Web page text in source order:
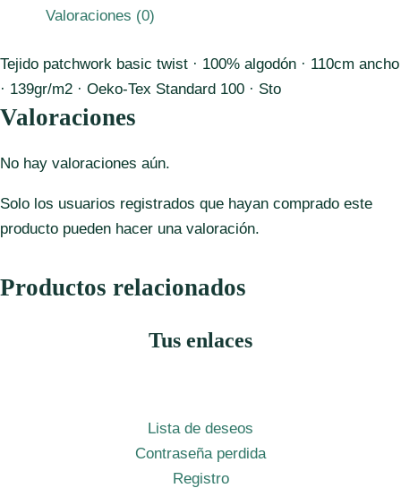
Valoraciones (0)
Tejido patchwork basic twist · 100% algodón · 110cm ancho
· 139gr/m2 · Oeko-Tex Standard 100 · Sto
Valoraciones
No hay valoraciones aún.
Solo los usuarios registrados que hayan comprado este
producto pueden hacer una valoración.
Productos relacionados
Tus enlaces
Lista de deseos
Contraseña perdida
Registro